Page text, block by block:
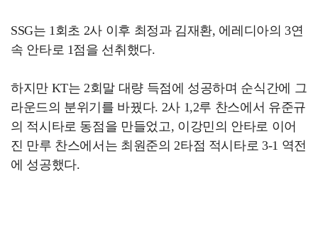
SSG는 1회초 2사 이후 최정과 김재환, 에레디아의 3연
속 안타로 1점을 선취했다.
하지만 KT는 2회말 대량 득점에 성공하며 순식간에 그
라운드의 분위기를 바꿨다. 2사 1,2루 찬스에서 유준규
의 적시타로 동점을 만들었고, 이강민의 안타로 이어
진 만루 찬스에서는 최원준의 2타점 적시타로 3-1 역전
에 성공했다.